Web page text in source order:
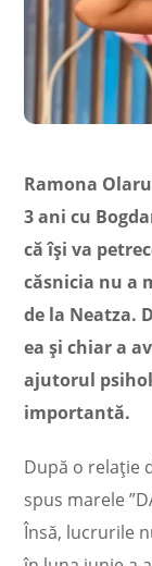
Ramona
3 ani cu
că își va
căsnicia nu a
de la Neatza.
ea și chiar a
ajutorul
importantă.
După o relație
spus marele
Însă, lucrurile